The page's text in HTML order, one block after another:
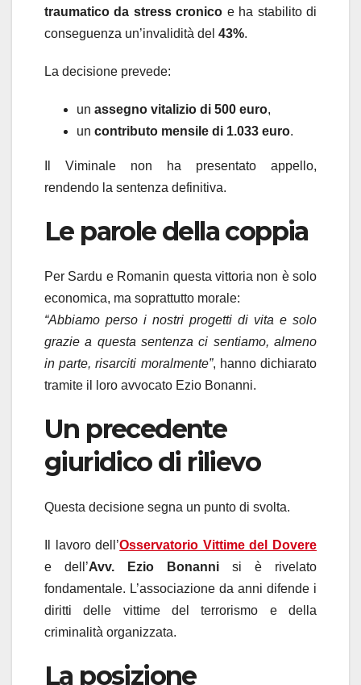
traumatico da stress cronico e ha stabilito di
conseguenza un’invalidità del 43%.
La decisione prevede:
un assegno vitalizio di 500 euro,
un contributo mensile di 1.033 euro.
Il Viminale non ha presentato appello,
rendendo la sentenza definitiva.
Le parole della coppia
Per Sardu e Romanin questa vittoria non è solo
economica, ma soprattutto morale:
“Abbiamo perso i nostri progetti di vita e solo
grazie a questa sentenza ci sentiamo, almeno
in parte, risarciti moralmente”, hanno dichiarato
tramite il loro avvocato Ezio Bonanni.
Un precedente
giuridico di rilievo
Questa decisione segna un punto di svolta.
Il lavoro dell’Osservatorio Vittime del Dovere
e dell’Avv. Ezio Bonanni si è rivelato
fondamentale. L’associazione da anni difende i
diritti delle vittime del terrorismo e della
criminalità organizzata.
La posizione